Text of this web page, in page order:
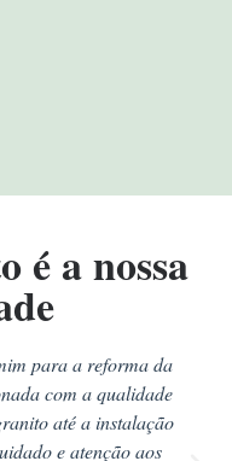
é a nossa
para a reforma da
com a qualidade
até a instalação
e atenção aos